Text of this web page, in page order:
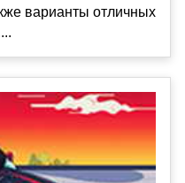
варианты отличных